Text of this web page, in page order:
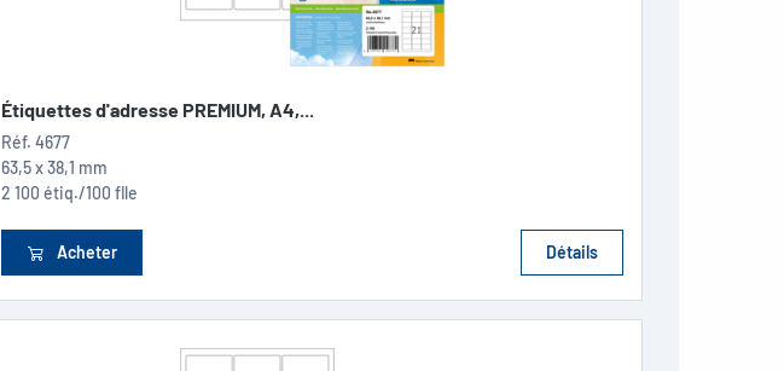
Étiquettes d'adresse PREMIUM, A4,...
Réf. 4677
63,5 x 38,1 mm
2 100 étiq./100 flle
Acheter Détails